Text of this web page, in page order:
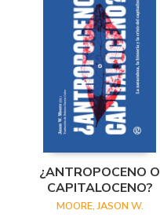
¿ANTROPOCENO O
CAPITALOCENO?
MOORE, JASON W.